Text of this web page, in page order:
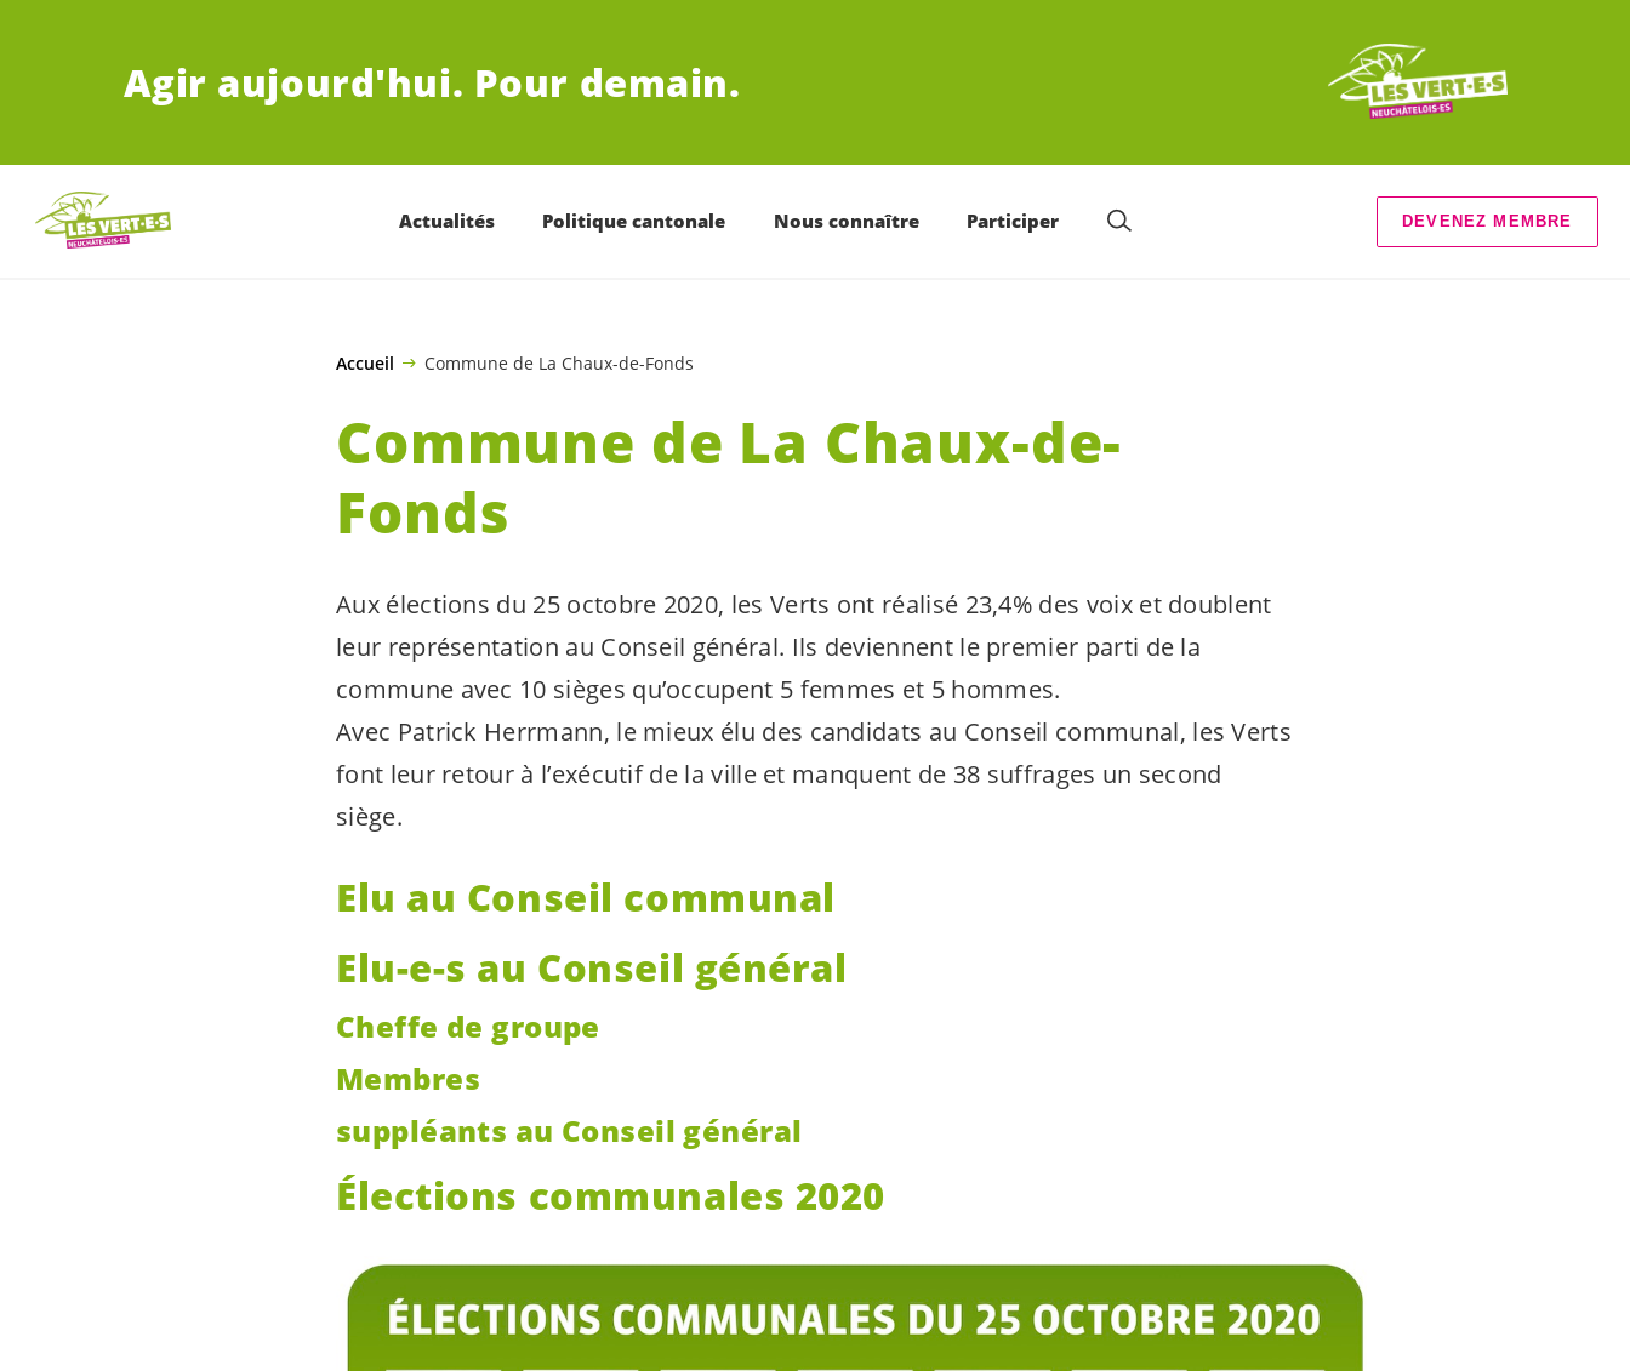
Agir aujourd'hui. Pour demain.
Actualités Politique cantonale Nous connaître Participer DEVENEZ MEMBRE
Accueil Commune de La Chaux-de-Fonds
Commune de La Chaux-de-
Fonds
Aux élections du 25 octobre 2020, les Verts ont réalisé 23,4% des voix et doublent
leur représentation au Conseil général. Ils deviennent le premier parti de la
commune avec 10 sièges qu’occupent 5 femmes et 5 hommes.
Avec Patrick Herrmann, le mieux élu des candidats au Conseil communal, les Verts
font leur retour à l’exécutif de la ville et manquent de 38 suffrages un second
siège.
Elu au Conseil communal
Elu-e-s au Conseil général
Cheffe de groupe
Membres
suppléants au Conseil général
Élections communales 2020